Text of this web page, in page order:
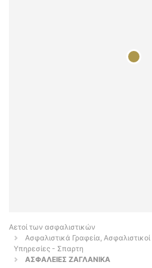
Αετοί των ασφαλιστικών
Ασφαλιστικά Γραφεία,
Υπηρεσίες - Σπαρτη
ΑΣΦΑΛΕΙΕΣ ΖΑΓΛΑΝΙΚΑ